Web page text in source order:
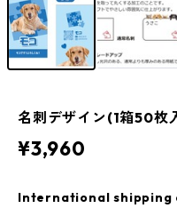
名刺デザイン(1箱50枚
¥3,960
International shipping